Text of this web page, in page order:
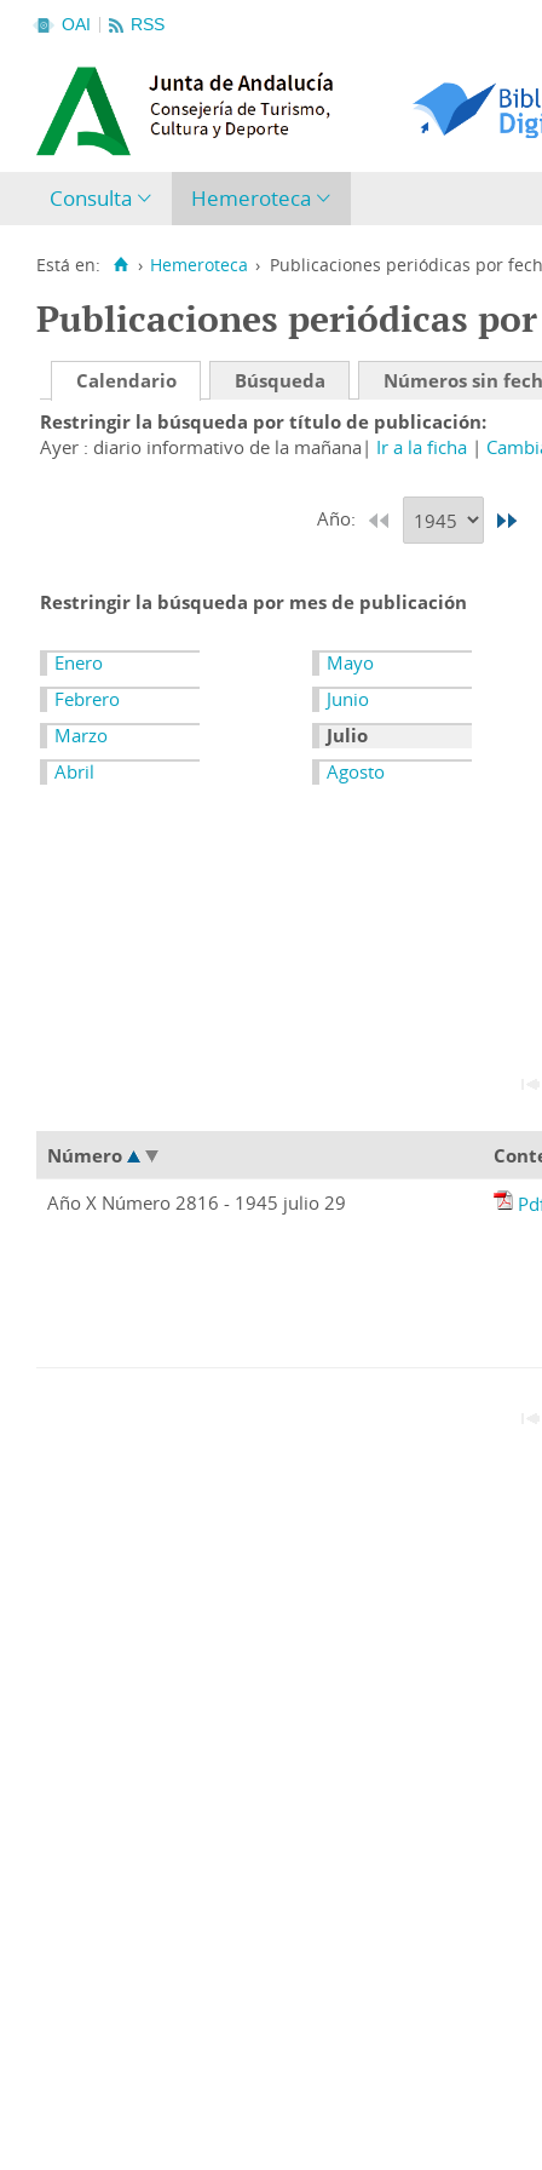
OAI RSS
Consulta Hemeroteca
Está en: › Hemeroteca › Publicaciones periódicas por
Publicaciones periódicas
Calendario Búsqueda
Números sin
Restringir la búsqueda por título de publicación
Ayer : diario informativo de la mañana
Ir a la ficha
Año:
Restringir la búsqueda por mes de publicación
Enero
Febrero
Marzo
Abril
Mayo
Junio
Julio
Agosto
Número
Año X Número 2816 - 1945 julio 29